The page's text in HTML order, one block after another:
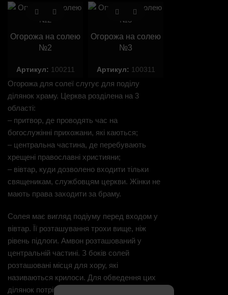
Огорожа на солею
№2
Артикул: 100211
Огорожа на солею
№3
Артикул: 100311
Огорожа для солеї слугує для поділу
ділянок храму. Церква розділена на 3
області:
– притвор, де проводять час на
богослужінні прихожани, які каються;
– центральна частина, де перебувають
хрещені православні християни;
– вівтар, куди дозволено входити тільки
священикам, службовцям церкви. Жінки не
мають права заходити за браму.
Солея має вигляд подіуму перед входом у
вівтар. Її розташування трохи вище, ніж
рівень підлоги. Амвон розташований у
центральній частині. З боків солей
розташовані місця для хору, які
називаються крилоси. Для обведення цих
ділянок потрібна решітка, щоб визначити